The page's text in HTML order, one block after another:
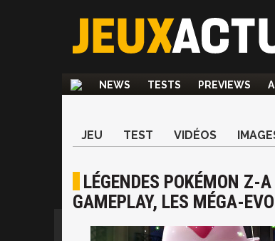
NEWS TESTS PREVIEWS
JEU TEST VIDÉOS
LÉGENDES POKÉMON Z-
GAMEPLAY, LES MÉGA-